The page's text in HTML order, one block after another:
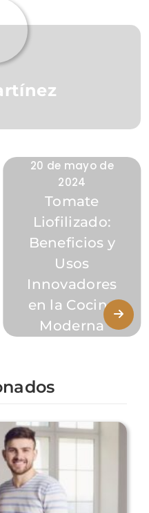
20 de mayo de
2024
Tomate
Liofilizado:
Beneficios y
Usos
Innovadores
en la Cocina
Moderna